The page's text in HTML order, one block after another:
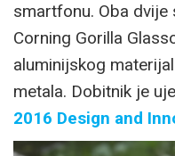
smartfonu. Oba dvije
Corning Gorilla
aluminijskog
metala. Dobitnik je
2016 Design and